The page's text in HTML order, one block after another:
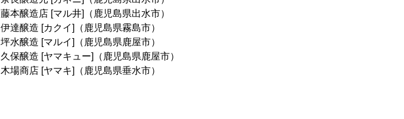
藤本醸造店 [マル井]（鹿児島県出水市）
伊達醸造 [カクイ]（鹿児島県霧島市）
坪水醸造 [マルイ]（鹿児島県鹿屋市）
久保醸造 [ヤマキュー]（鹿児島県鹿屋市）
木場商店 [ヤマキ]（鹿児島県垂水市）